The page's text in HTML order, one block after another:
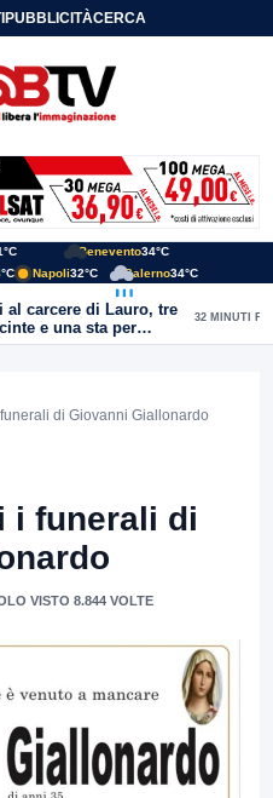
PUBBLICITÀCERCA
Benevento34°C
Napoli32°C Salerno34°C
al carcere di Lauro, tre
e una sta per
Un bambino
32 MINUTI FA
di Giovanni Giallonardo
i funerali di
VISTO 8.844 VOLTE